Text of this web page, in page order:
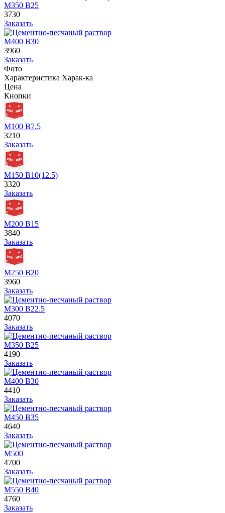
М350 В25
3730
Заказать
М400 В30
3960
Заказать
Фото
Характеристика Харак-ка
Цена
Кнопки
М100 В7.5
3210
Заказать
М150 В10(12.5)
3320
Заказать
М200 В15
3840
Заказать
М250 В20
3960
Заказать
М300 В22.5
4070
Заказать
М350 В25
4190
Заказать
М400 В30
4410
Заказать
М450 В35
4640
Заказать
М500
4700
Заказать
М550 В40
4760
Заказать